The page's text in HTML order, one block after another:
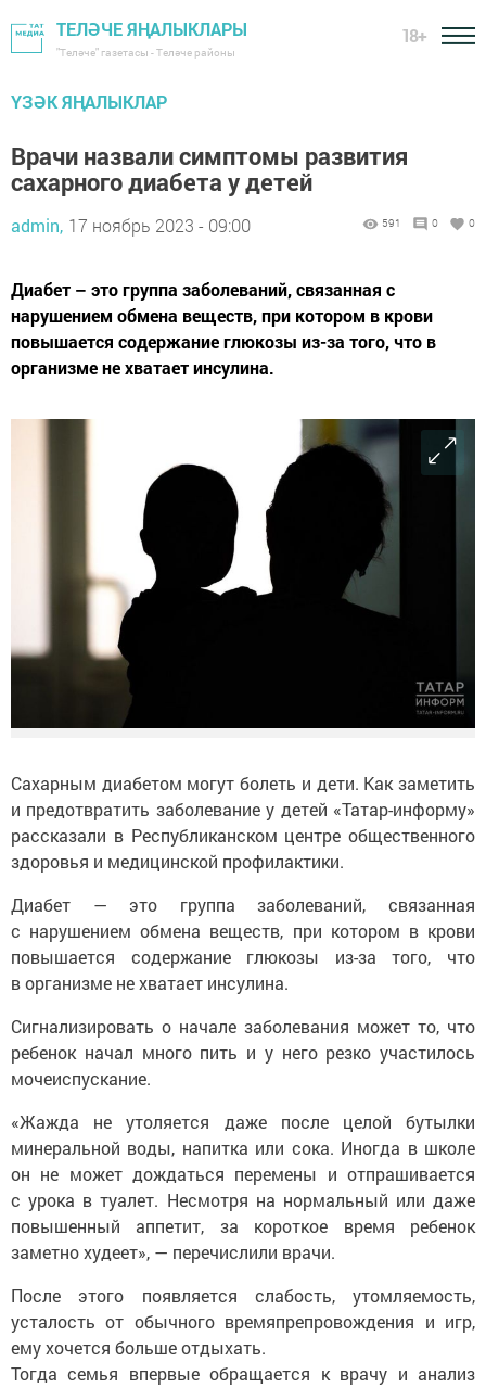
ТЕЛӘЧЕ ЯҢАЛЫКЛАРЫ
"Теләче" газетасы - Теләче районы
18+
ҮЗӘК ЯҢАЛЫКЛАР
Врачи назвали симптомы развития
сахарного диабета у детей
admin, 17 ноябрь 2023 - 09:00 591 0 0
Диабет – это группа заболеваний, связанная с
нарушением обмена веществ, при котором в крови
повышается содержание глюкозы из-за того, что в
организме не хватает инсулина.
Сахарным диабетом могут болеть и дети. Как заметить
и предотвратить заболевание у детей «Татар-информу»
рассказали в Республиканском центре общественного
здоровья и медицинской профилактики.
Диабет — это группа заболеваний, связанная
с нарушением обмена веществ, при котором в крови
повышается содержание глюкозы из-за того, что
в организме не хватает инсулина.
Сигнализировать о начале заболевания может то, что
ребенок начал много пить и у него резко участилось
мочеиспускание.
«Жажда не утоляется даже после целой бутылки
минеральной воды, напитка или сока. Иногда в школе
он не может дождаться перемены и отпрашивается
с урока в туалет. Несмотря на нормальный или даже
повышенный аппетит, за короткое время ребенок
заметно худеет», — перечислили врачи.
После этого появляется слабость, утомляемость,
усталость от обычного времяпрепровождения и игр,
ему хочется больше отдыхать.
Тогда семья впервые обращается к врачу и анализ